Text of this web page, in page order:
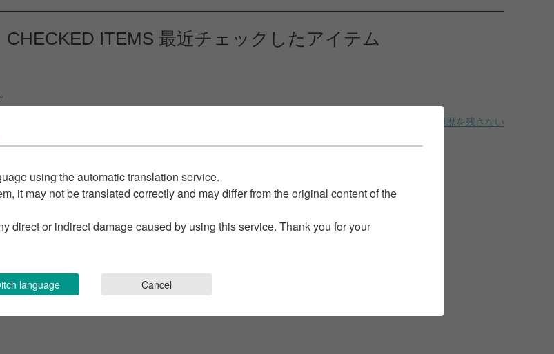
CHECKED ITEMS 最近チェックしたアイテム
履歴を残さない
using the automatic translation service.
it may not be translated correctly and may differ from the original content of the
direct or indirect damage caused by using this service. Thank you for your
language Cancel